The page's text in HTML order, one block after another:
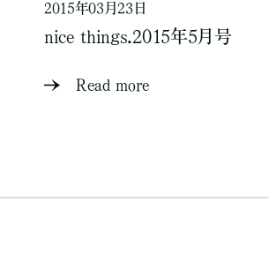
2015年03月23日
nice things.2015年5月号
Read more